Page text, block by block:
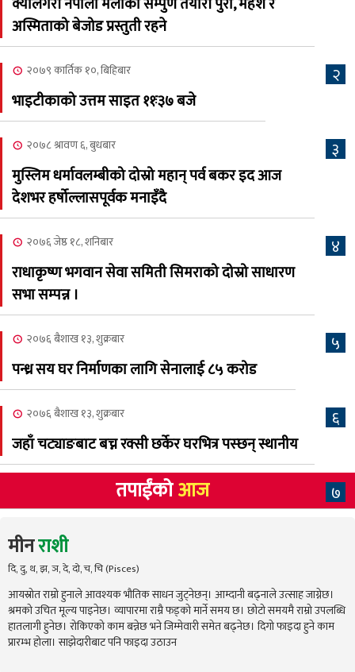
कामना खबर पत्रिका
७ क्यालगरी नेपाली मेला
२०८३ श्रावण २, शनिबार
८
क्यालगरी नेपाली मेलाको
अस्मिताको बेजोड प्रस्तुती रहने
अस्मिताको बेजोड प्रस्तुती रहने
२
२०७९ कार्तिक १०, बिहिबार
भाइटीकाको उत्तम साइत ११ः३७ बजे
३
२०७८ श्रावण ६, बुधबार
मुस्लिम धर्मावलम्बीको दोस्रो महान् पर्व बकर इद आज
देशभर हर्षोल्लासपूर्वक मनाइँदै
४
२०७६ जेष्ठ १८, शनिबार
राधाकृष्ण भगवान सेवा समिती सिमराको दोस्रो साधारण
सभा सम्पन्न ।
५
२०७६ बैशाख १३, शुक्रबार
पन्ध्र सय घर निर्माणका लागि सेनालाई ८५ करोड
६
२०७६ बैशाख १३, शुक्रबार
जहाँ चट्याङबाट बच्न रक्सी छर्केर घरभित्र पस्छन् स्थानीय
७
तपाईंकोआज
मीनराशी
दि, दु, थ, झ, ञ, दे, दो, च, चि (Pisces)
आयस्रोत राम्रो हुनाले आवश्यक भौतिक साधन जुट्नेछन्। आम्दानी बढ्नाले उत्साह जाग्नेछ।
श्रमको उचित मूल्य पाइनेछ। व्यापारमा राम्रै फड्को मार्ने समय छ। छोटो समयमै राम्रो उपलब्धि
हातलागी हुनेछ। रोकिएको काम बन्नेछ भने जिम्मेवारी समेत बढ्नेछ। दिगो फाइदा हुने काम
प्रारम्भ होला। साझेदारीबाट पनि फाइदा उठाउन